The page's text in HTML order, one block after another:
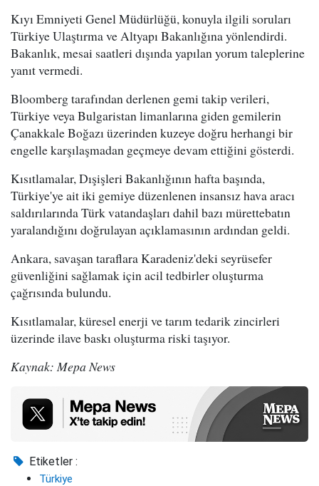
Kıyı Emniyeti Genel Müdürlüğü, konuyla ilgili soruları
Türkiye Ulaştırma ve Altyapı Bakanlığına yönlendirdi.
Bakanlık, mesai saatleri dışında yapılan yorum taleplerine
yanıt vermedi.
Bloomberg tarafından derlenen gemi takip verileri,
Türkiye veya Bulgaristan limanlarına giden gemilerin
Çanakkale Boğazı üzerinden kuzeye doğru herhangi bir
engelle karşılaşmadan geçmeye devam ettiğini gösterdi.
Kısıtlamalar, Dışişleri Bakanlığının hafta başında,
Türkiye'ye ait iki gemiye düzenlenen insansız hava aracı
saldırılarında Türk vatandaşları dahil bazı mürettebatın
yaralandığını doğrulayan açıklamasının ardından geldi.
Ankara, savaşan taraflara Karadeniz'deki seyrüsefer
güvenliğini sağlamak için acil tedbirler oluşturma
çağrısında bulundu.
Kısıtlamalar, küresel enerji ve tarım tedarik zincirleri
üzerinde ilave baskı oluşturma riski taşıyor.
Kaynak: Mepa News
Etiketler :
Türkiye